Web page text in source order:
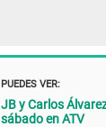
PUEDES VER:
JB y Carlos
sábado en ATV